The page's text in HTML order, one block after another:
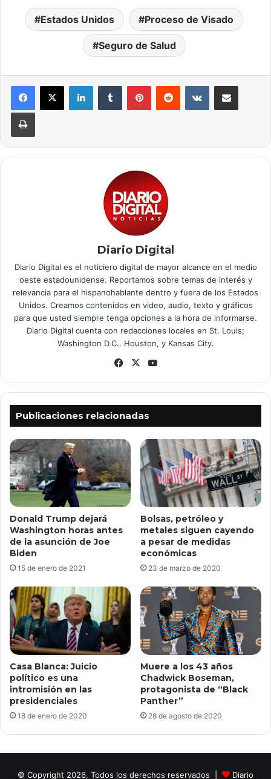
Estados Unidos Proceso de Visado
Seguro de Salud
LinkedInTumblr PinterestReddit VKontakteCompartir por correo
Imprimir
Diario Digital
Diario Digital es el noticiero digital de mayor alcance en el medio
oeste estadounidense. Reportamos sobre temas de interés y
relevancia para el hispanohablante dentro y fuera de los Estados
Unidos. Creamos contenidos en video, audio, texto y gráficos
para que usted siempre tenga opciones a la hora de informarse.
Diario Digital cuenta con redacciones locales en St. Louis;
Washington D.C.. Houston, y Kansas City.
Facebook
X
Publicaciones relacionadas
Donald Trump dejará
Washington horas antes
de la asunción de Joe
Biden
15 de enero de 2021
Bolsas, petróleo y
metales siguen cayendo
a pesar de medidas
económicas
23 de marzo de 2020
Casa Blanca: Juicio
político es una
intromisión en las
presidenciales
18 de enero de 2020
Muere a los 43 años
Chadwick Boseman,
protagonista de “Black
Panther”
28 de agosto de 2020
© Copyright 2026, Todos los derechos reservados | Diario